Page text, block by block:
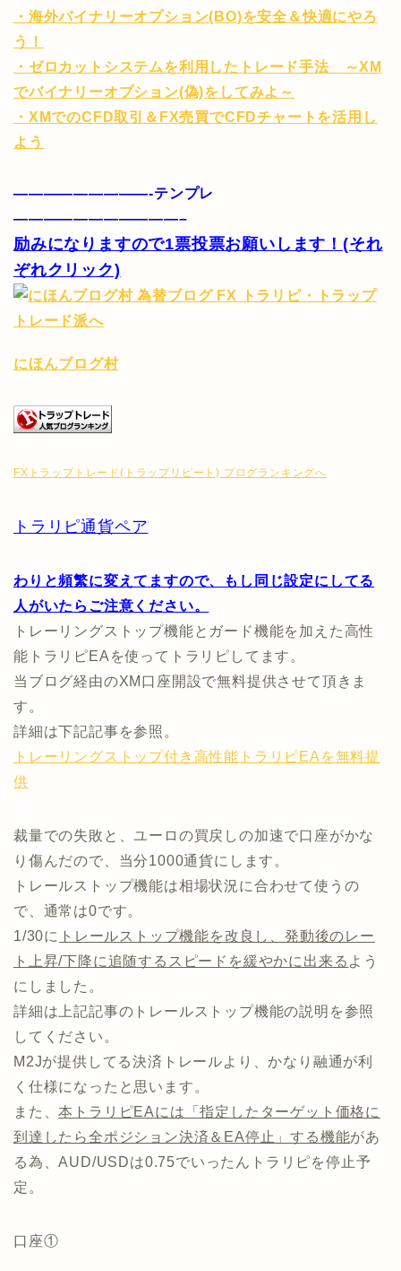
・海外バイナリーオプション(BO)を安全＆快適にやろ
う！
・ゼロカットシステムを利用したトレード手法 ～XM
でバイナリーオプション(偽)をしてみよ～
・XMでのCFD取引＆FX売買でCFDチャートを活用し
よう
—————————-テンプレ
———————————–
励みになりますので1票投票お願いします！(それ
ぞれクリック)
にほんブログ村
FXトラップトレード(トラップリピート) ブログランキングへ
トラリピ通貨ペア
わりと頻繁に変えてますので、もし同じ設定にしてる
人がいたらご注意ください。
トレーリングストップ機能とガード機能を加えた高性
能トラリピEAを使ってトラリピしてます。
当ブログ経由のXM口座開設で無料提供させて頂きま
す。
詳細は下記記事を参照。
トレーリングストップ付き高性能トラリピEAを無料提
供
裁量での失敗と、ユーロの買戻しの加速で口座がかな
り傷んだので、当分1000通貨にします。
トレールストップ機能は相場状況に合わせて使うの
で、通常は0です。
1/30に トレールストップ機能を改良し、発動後のレー
ト上昇/下降に追随するスピードを緩やかに出来る よう
にしました。
詳細は上記記事のトレールストップ機能の説明を参照
してください。
M2Jが提供してる決済トレールより、かなり融通が利
く仕様になったと思います。
また、本トラリピEAには「指定したターゲット価格に
到達したら全ポジション決済＆EA停止」する機能があ
る為、AUD/USDは0.75でいったんトラリピを停止予
定。
口座①